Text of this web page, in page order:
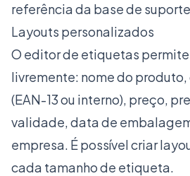
referência da base de
Layouts personalizados
O editor de etiquetas
livremente: nome do
(EAN-13 ou interno), preço,
validade, data de
empresa. É possível criar
cada tamanho de etiqueta.